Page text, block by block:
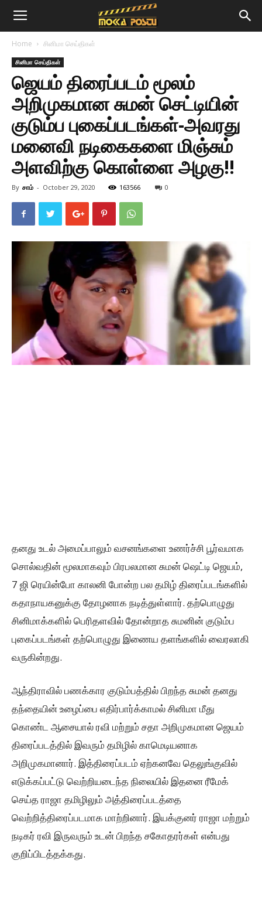
Home சினிமா செய்திகள்
சினிமா செய்திகள்
ஜெயம் திரைப்படம் மூலம்
அறிமுகமான சுமன் செட்டியின்
குடும்ப புகைப்படங்கள்-அவரது
மனைவி நடிகைகளை மிஞ்சும்
அளவிற்கு கொள்ளை அழகு!!
By சாம் - October 29, 2020 163566 0
தனது உடல் அமைப்பாலும் வசனங்களை உணர்ச்சி பூர்வமாக
சொல்வதின் மூலமாகவும் பிரபலமான சுமன் ஷெட்டி ஜெயம்,
7 ஜி ரெயின்போ காலனி போன்ற பல தமிழ் திரைப்படங்களில்
கதாநாயகனுக்கு தோழனாக நடித்துள்ளார். தற்பொழுது
சினிமாக்களில் பெரிதளவில் தோன்றாத சுமனின் குடும்ப
புகைப்படங்கள் தற்பொழுது இணைய தளங்களில் வைரலாகி
வருகின்றது.
ஆந்திராவில் பணக்கார குடும்பத்தில் பிறந்த சுமன் தனது
தந்தையின் உழைப்பை எதிர்பார்க்காமல் சினிமா மீது
கொண்ட ஆசையால் ரவி மற்றும் சதா அறிமுகமான ஜெயம்
திரைப்படத்தில் இவரும் தமிழில் காமெடியனாக
அறிமுகமானார். இத்திரைப்படம் ஏற்கனவே தெலுங்குவில்
எடுக்கப்பட்டு வெற்றியடைந்த நிலையில் இதனை ரீமேக்
செய்த ராஜா தமிழிலும் அத்திரைப்படத்தை
வெற்றித்திரைப்படமாக மாற்றினார். இயக்குனர் ராஜா மற்றும்
நடிகர் ரவி இருவரும் உடன் பிறந்த சகோதரர்கள் என்பது
குறிப்பிடத்தக்கது.